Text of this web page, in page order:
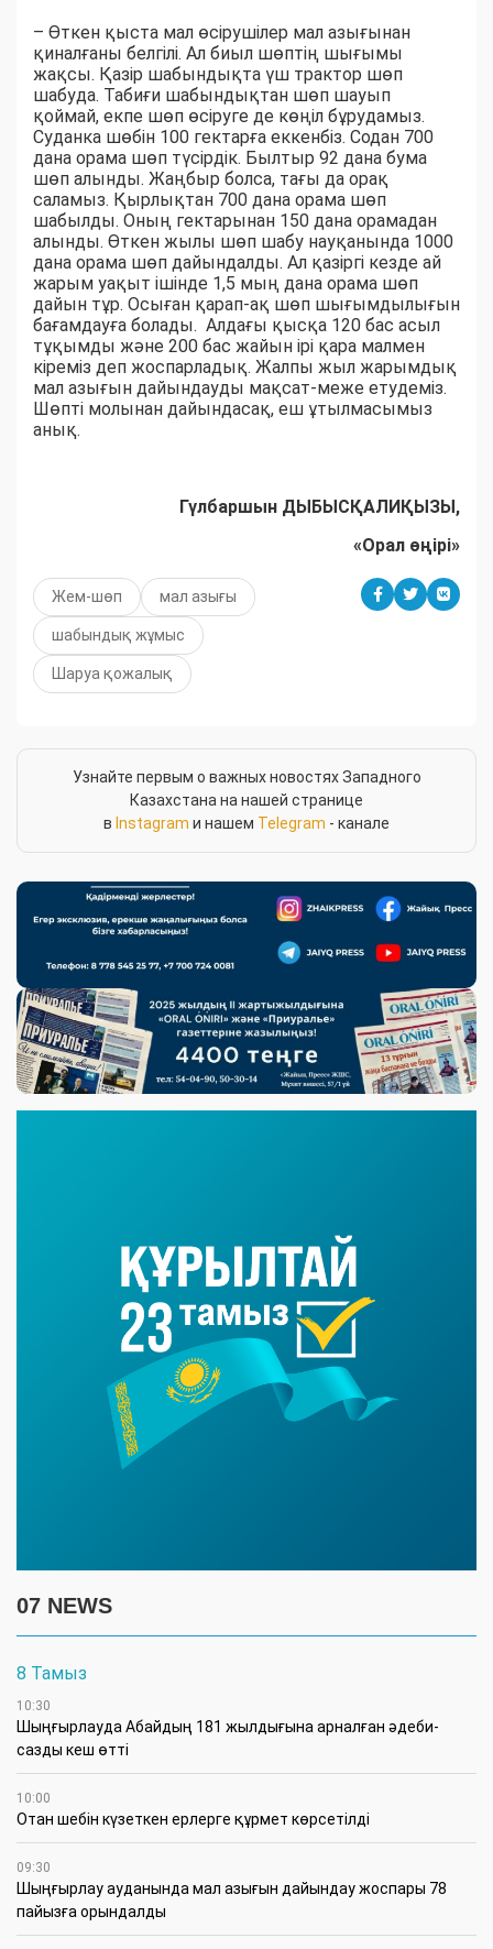
– Өткен қыста мал өсірушілер мал азығынан
қиналғаны белгілі. Ал биыл шөптің шығымы
жақсы. Қазір шабындықта үш трактор шөп
шабуда. Табиғи шабындықтан шөп шауып
қоймай, екпе шөп өсіруге де көңіл бұрудамыз.
Суданка шөбін 100 гектарға еккенбіз. Содан 700
дана орама шөп түсірдік. Былтыр 92 дана бума
шөп алынды. Жаңбыр болса, тағы да орақ
саламыз. Қырлықтан 700 дана орама шөп
шабылды. Оның гектарынан 150 дана орамадан
алынды. Өткен жылы шөп шабу науқанында 1000
дана орама шөп дайындалды. Ал қазіргі кезде ай
жарым уақыт ішінде 1,5 мың дана орама шөп
дайын тұр. Осыған қарап-ақ шөп шығымдылығын
бағамдауға болады. Алдағы қысқа 120 бас асыл
тұқымды және 200 бас жайын ірі қара малмен
кіреміз деп жоспарладық. Жалпы жыл жарымдық
мал азығын дайындауды мақсат-меже етудеміз.
Шөпті молынан дайындасақ, еш ұтылмасымыз
анық.
Гүлбаршын ДЫБЫСҚАЛИҚЫЗЫ,
«Орал өңірі»
Жем-шөп мал азығы
шабындық жұмыс
Шаруа қожалық
Узнайте первым о важных новостях Западного
Казахстана на нашей странице
в Instagram и нашем Telegram - канале
07 NEWS
8 Тамыз
10:30
Шыңғырлауда Абайдың 181 жылдығына арналған әдеби-
сазды кеш өтті
10:00
Отан шебін күзеткен ерлерге құрмет көрсетілді
09:30
​Шыңғырлау ауданында мал азығын дайындау жоспары 78
пайызға орындалды